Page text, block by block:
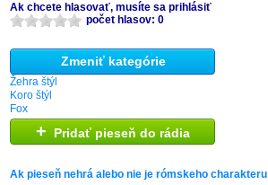
Ak chcete hlasovať, musíte sa prihlásiť
počet hlasov: 0
Zmeniť kategórie
Žehra štýl
Koro štýl
Fox
+ Pridať pieseň do rádia
Ak pieseň nehrá alebo nie je rómskeho charakteru